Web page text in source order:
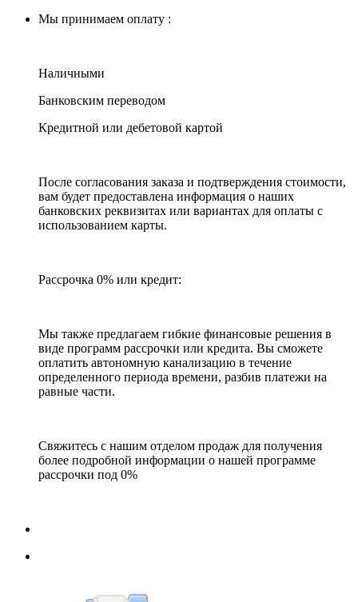
Мы принимаем оплату :
Наличными
Банковским переводом
Кредитной или дебетовой картой
После согласования заказа и подтверждения стоимости,
вам будет предоставлена информация о наших
банковских реквизитах или вариантах для оплаты с
использованием карты.
Рассрочка 0% или кредит:
Мы также предлагаем гибкие финансовые решения в
виде программ рассрочки или кредита. Вы сможете
оплатить автономную канализацию в течение
определенного периода времени, разбив платежи на
равные части.
Свяжитесь с нашим отделом продаж для получения
более подробной информации о нашей программе
рассрочки под 0%